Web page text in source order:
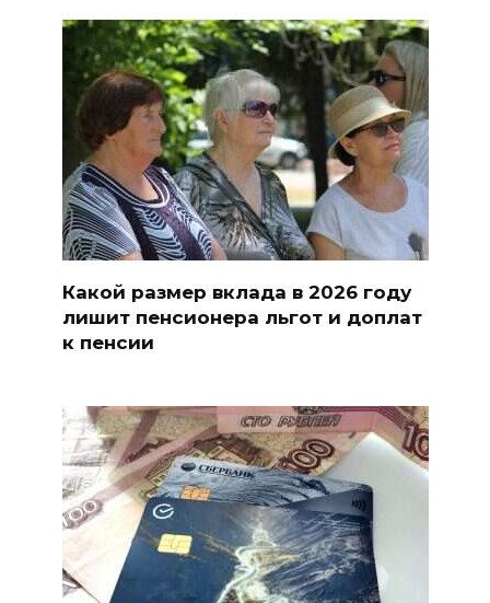
Какой размер вклада в 2026 году
лишит пенсионера льгот и доплат
к пенсии